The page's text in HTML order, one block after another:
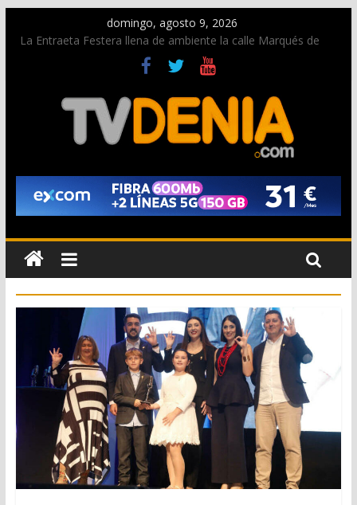
domingo, agosto 9, 2026
La Entraeta Festera llena de ambiente la calle Marqués de
Campo con la recepción a la Capitanía Cristiana
Dos personas fallecen en un grave accidente en la N-332
entre Benissa y Calp
Una nueva oportunidad para donar sangre en Cruz Roja
El bando moro protagonista en la Segunda Entraeta Festera
Paco Adsuar dona al Arxiu de Dénia más de 50.000 imágenes
de la memoria visual de la ciudad